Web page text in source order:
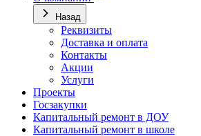
Назад
Реквизиты
Доставка и оплата
Контакты
Акции
Услуги
Проекты
Госзакупки
Капитальный ремонт в ДОУ
Капитальный ремонт в школе